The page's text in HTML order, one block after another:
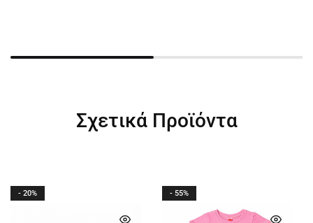
Σχετικά Προϊόντα
- 20% - 55%